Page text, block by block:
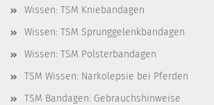
Wissen: TSM Kniebandagen
Wissen: TSM Sprunggelenkbandagen
Wissen: TSM Polsterbandagen
TSM Wissen: Narkolepsie bei Pferden
TSM Bandagen: Gebrauchshinweise